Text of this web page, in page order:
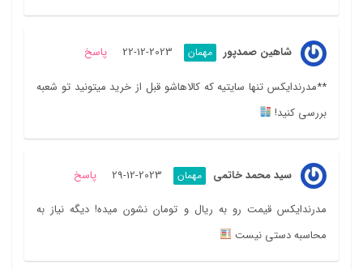
شاهین صمدپور مهمان 2023-12-22 پاسخ
**مدرندایکس تنها سایتیه که کالاهاشو قبل از خرید میتونید تو شعبه
بررسی کنید!
سید محمد خاتمی مهمان 2023-12-29 پاسخ
مدرندایکس قیمت رو به ریال و تومان نشون میده! دیگه نیاز به
محاسبه دستی نیست